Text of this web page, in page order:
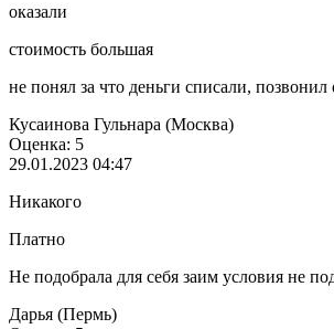
оказали
стоимость большая
не понял за что деньги списали,
Кусаинова Гульнара (Москва)
Оценка: 5
29.01.2023 04:47
Никакого
Платно
Не подобрала для себя заим условия не
Дарья (Пермь)